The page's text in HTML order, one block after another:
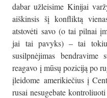
dabar užleisime Kinijai
aiškinsis šį konfliktą
atstovėti savo (o tai pilnai
jai tai pavyks) – tai
susilpnėjimas
reagavo į mūsų poziciją po
įleidome amerikiečius į
rusai nesugebate